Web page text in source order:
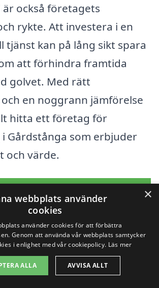
också företagets
rykte. Att investera i en
tjänst kan på lång sikt spara
att förhindra framtida
golvet. Med rätt
en noggrann jämförelse
hitta ett företag för
Gårdstånga som erbjuder
och värde.
en
×
webbplats använder
cookies
använder cookies för att förbättra
Genom att använda vår webbplats samtycker
i enlighet med vår cookiepolicy. Läs mer
ALLA AVVISA ALLT